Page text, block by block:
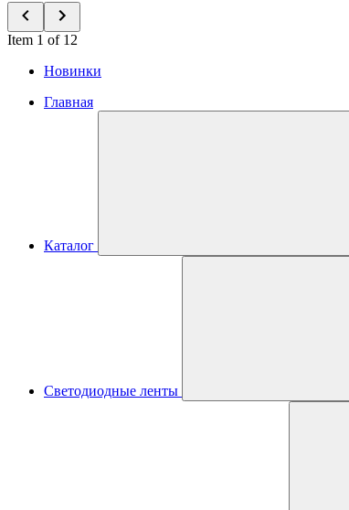
Item 1 of 12
Новинки
Главная
Каталог
Светодиодные ленты